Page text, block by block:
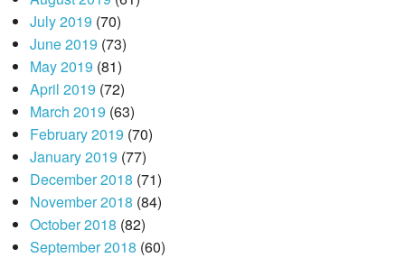
July 2019 (70)
June 2019 (73)
May 2019 (81)
April 2019 (72)
March 2019 (63)
February 2019 (70)
January 2019 (77)
December 2018 (71)
November 2018 (84)
October 2018 (82)
September 2018 (60)